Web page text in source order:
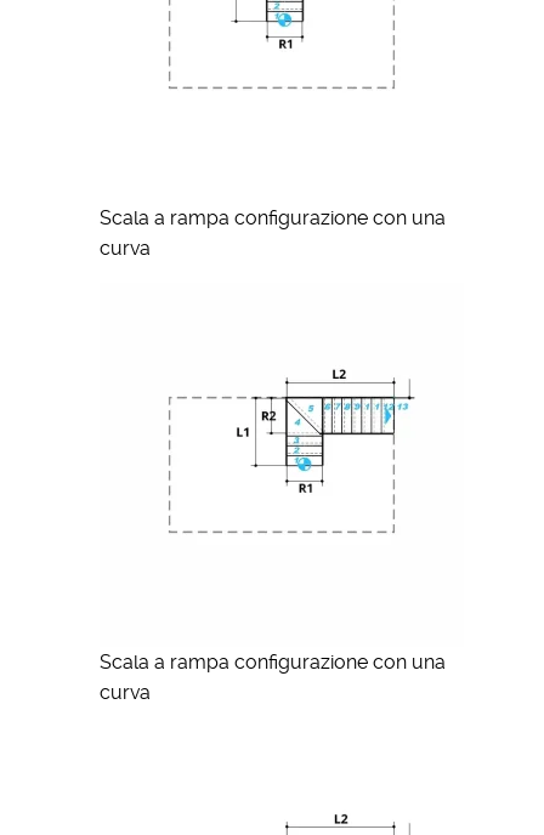
Scala a rampa configurazione con una
curva
Scala a rampa configurazione con una
curva